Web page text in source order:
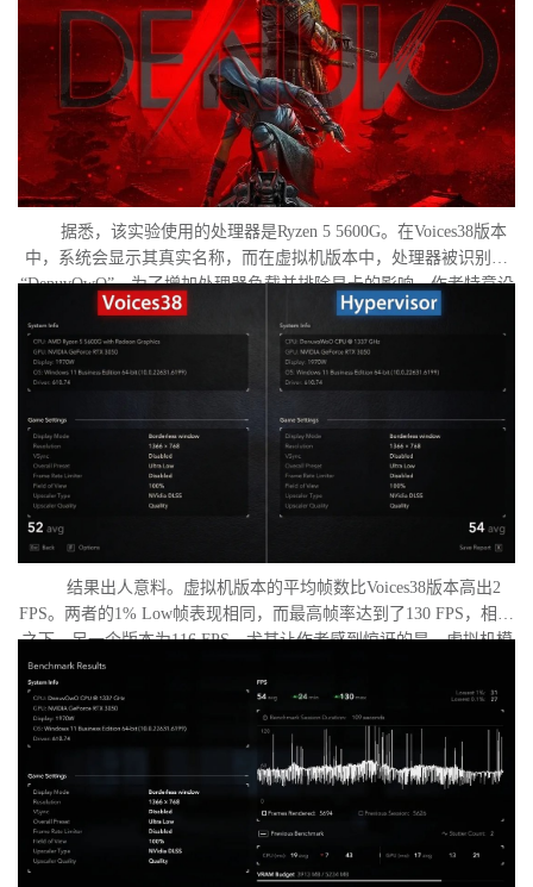
据悉，该实验使用的处理器是Ryzen 5 5600G。在Voices38版本
中，系统会显示其真实名称，而在虚拟机版本中，处理器被识别为
“DenuvOwO”。为了增加处理器负载并排除显卡的影响，作者特意设
置了低分辨率，并将所有图形设置调至“极低”模式。两项测试均在相
同条件下进行：内存完整性和基于虚拟化的安全性（VBS）均已关
闭，并且两轮测试之间电脑甚至没有重启。
结果出人意料。虚拟机版本的平均帧数比Voices38版本高出2
FPS。两者的1% Low帧表现相同，而最高帧率达到了130 FPS，相比
之下，另一个版本为116 FPS。尤其让作者感到惊讶的是，虚拟机模
式下的优化竟如此之好。从理论上讲，额外的虚拟化层应该会给处
理器带来负担并降低性能，但实际上并没有发生这种情况。